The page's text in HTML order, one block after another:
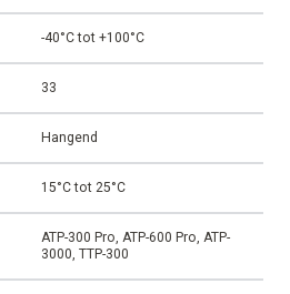
-40°C tot +100°C
33
Hangend
15°C tot 25°C
ATP-300 Pro, ATP-600 Pro, ATP-
3000, TTP-300